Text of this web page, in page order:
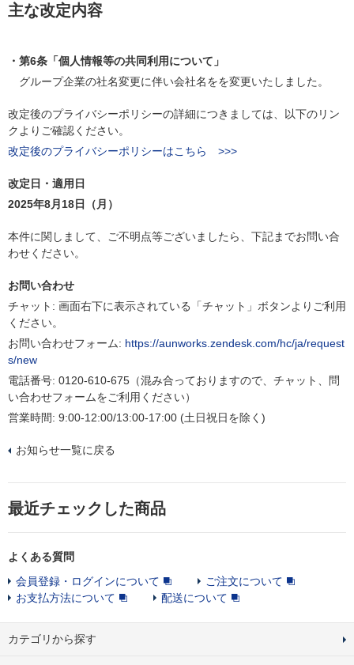
主な改定内容
・第6条「個人情報等の共同利用について」
グループ企業の社名変更に伴い会社名をを変更いたしました。
改定後のプライバシーポリシーの詳細につきましては、以下のリン
クよりご確認ください。
改定後のプライバシーポリシーはこちら >>>
改定日・適用日
2025年8月18日（月）
本件に関しまして、ご不明点等ございましたら、下記までお問い合
わせください。
お問い合わせ
チャット: 画面右下に表示されている「チャット」ボタンよりご利用
ください。
お問い合わせフォーム: https://aunworks.zendesk.com/hc/ja/request
s/new
電話番号: 0120-610-675（混み合っておりますので、チャット、問
い合わせフォームをご利用ください）
営業時間: 9:00-12:00/13:00-17:00 (土日祝日を除く)
お知らせ一覧に戻る
最近チェックした商品
よくある質問
会員登録・ログインについて
ご注文について
お支払方法について
配送について
カテゴリから探す